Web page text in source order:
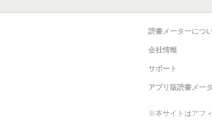
読書メーターにつ
会社情報
サポート
アプリ版読書メー
※本サイトはアフ